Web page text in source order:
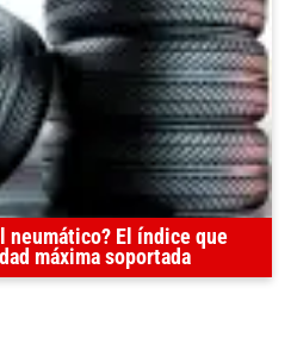
neumático? El índice que
máxima soportada